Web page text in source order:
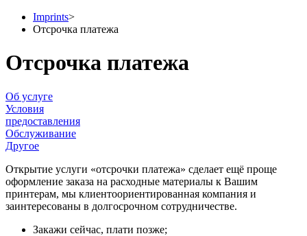
Imprints>
Отсрочка платежа
Отсрочка платежа
Об услуге
Условия
предоставления
Обслуживание
Другое
Открытие услуги «отсрочки платежа» сделает ещё проще
оформление заказа на расходные материалы к Вашим
принтерам, мы клиентоориентированная компания и
заинтересованы в долгосрочном сотрудничестве.
Закажи сейчас, плати позже;